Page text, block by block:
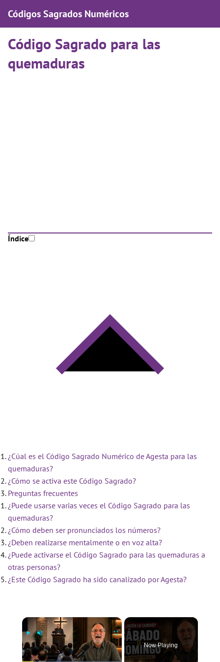
Códigos Sagrados Numéricos
Código Sagrado para las
quemaduras
Índice
¿Cúal es el Código Sagrado Numérico de Agesta para las
quemaduras?
¿Cómo se activa este Código Sagrado?
Preguntas frecuentes
¿Puede usarse varias veces el Código Sagrado para las
quemaduras?
¿Cómo deben ser pronunciados los números?
¿Deben realizarse mentalmente o en voz alta?
¿Puede activarse el Código Sagrado para las quemaduras a
otras personas?
¿Este Código Sagrado ha sido canalizado por Agesta?
×
Now Playing